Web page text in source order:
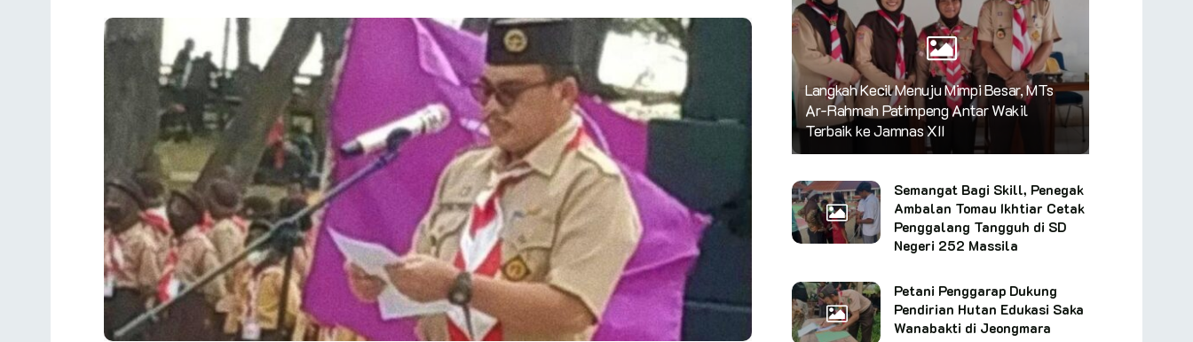
Langkah Kecil Menuju Mimpi Besar, MTs
Ar-Rahmah Patimpeng Antar Wakil
Terbaik ke Jamnas XII
Semangat Bagi Skill, Penegak
Ambalan Tomau Ikhtiar Cetak
Penggalang Tangguh di SD
Negeri 252 Massila
Petani Penggarap Dukung
Pendirian Hutan Edukasi Saka
Wanabakti di Jeongmara